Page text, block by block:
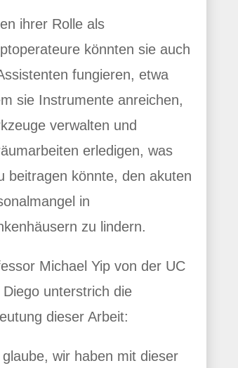
ihrer Rolle als
könnten sie auch
fungieren, etwa
sie Instrumente anreichen,
verwalten und
erledigen, was
beitragen könnte, den akuten
in
zu lindern.
Michael Yip von der UC
Diego unterstrich die
dieser Arbeit:
glaube, wir haben mit dieser